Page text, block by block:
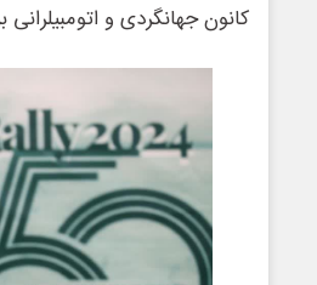
کانون جهانگردی و اتومبیلرانی